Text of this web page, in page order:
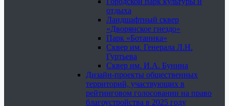
отдыха
Ландшафтный сквер
«Дворянское гнездо»
Парк «Ботаника»
Сквер им. Генерала Л.Н.
Гуртьева
Сквер им. И.А. Бунина
Дизайн-проекты общественных
территорий, участвующих в
рейтинговом голосовании на право
благоустройства в 2025 году